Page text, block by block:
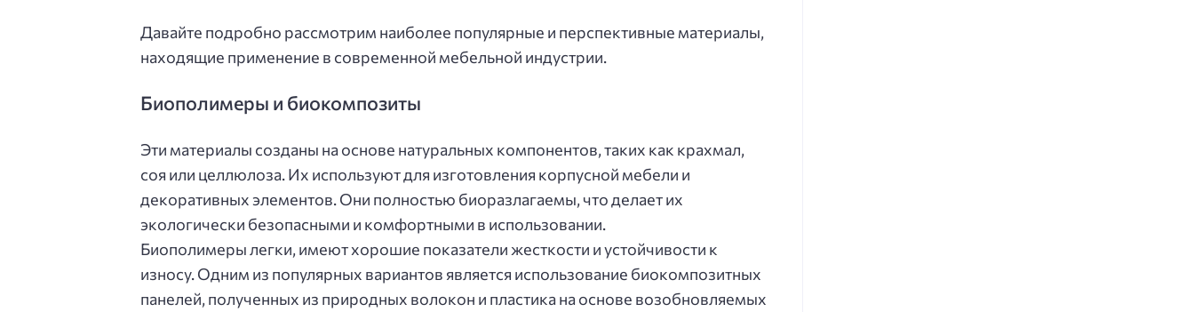
Давайте подробно рассмотрим наиболее популярные и перспективные материалы,
находящие применение в современной мебельной индустрии.
Биополимеры и биокомпозиты
Эти материалы созданы на основе натуральных компонентов, таких как крахмал,
соя или целлюлоза. Их используют для изготовления корпусной мебели и
декоративных элементов. Они полностью биоразлагаемы, что делает их
экологически безопасными и комфортными в использовании.
Биополимеры легки, имеют хорошие показатели жесткости и устойчивости к
износу. Одним из популярных вариантов является использование биокомпозитных
панелей, полученных из природных волокон и пластика на основе возобновляемых